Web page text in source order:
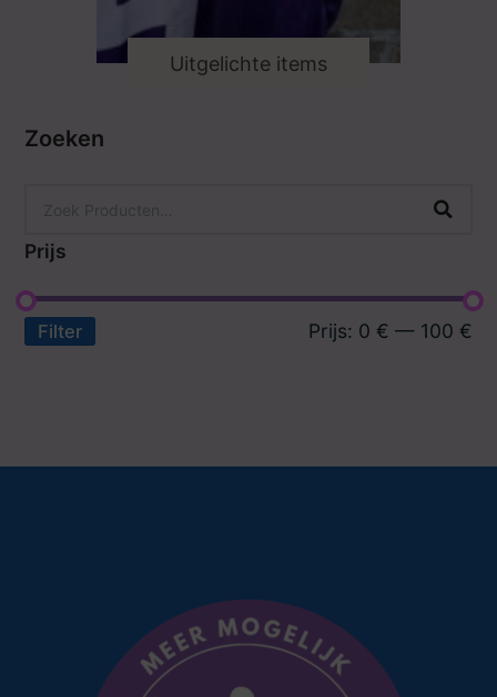
Uitgelichte items
Zoeken
Prijs
Filter Prijs: 0 € — 100 €